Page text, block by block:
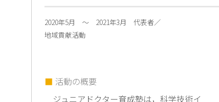
2020年5月 ～ 2021年3月 代表者／
地域貢献活動
活動の概要
ジュニアドクター育成塾は，科学技術イ